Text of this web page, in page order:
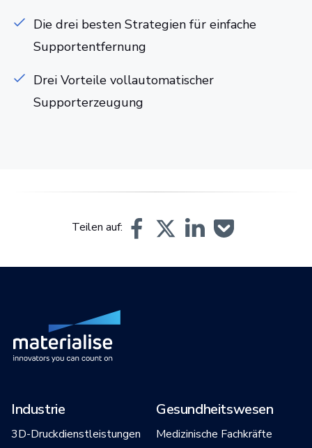
Die drei besten Strategien für einfache
Supportentfernung
Drei Vorteile vollautomatischer
Supporterzeugung
Teilen auf:
Industrie
3D-Druckdienstleistungen
Gesundheitswesen
Medizinische Fachkräfte